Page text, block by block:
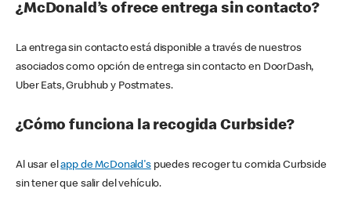
¿McDonald’s ofrece entrega sin contacto?
La entrega sin contacto está disponible a través de nuestros
asociados como opción de entrega sin contacto en DoorDash,
Uber Eats, Grubhub y Postmates.
¿Cómo funciona la recogida Curbside?
Al usar elapp de McDonald'spuedes recoger tu comida Curbside
sin tener que salir del vehículo.